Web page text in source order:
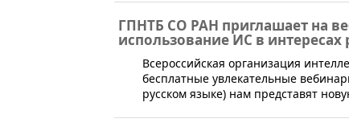
ГПНТБ СО РАН приглашает на
использование ИС в интересах
​​Всероссийская организация
бесплатные увлекательные
русском языке) нам представят